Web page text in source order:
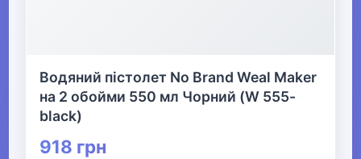
Водяний пістолет No Brand Weal Maker
на 2 обойми 550 мл Чорний (W 555-
black)
918 грн